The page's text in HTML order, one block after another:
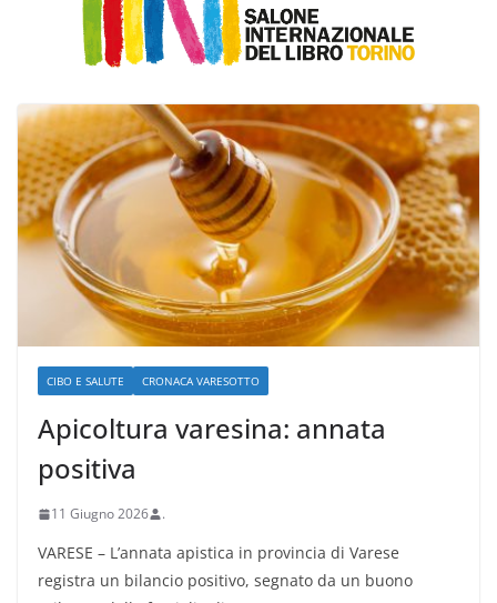
CIBO E SALUTE CRONACA VARESOTTO
Apicoltura varesina: annata
positiva
11 Giugno 2026 .
VARESE – L’annata apistica in provincia di Varese
registra un bilancio positivo, segnato da un buono